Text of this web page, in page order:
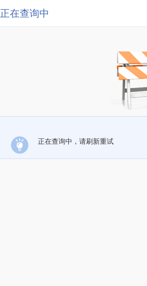
正在查询中
正在查询中，请刷新重试